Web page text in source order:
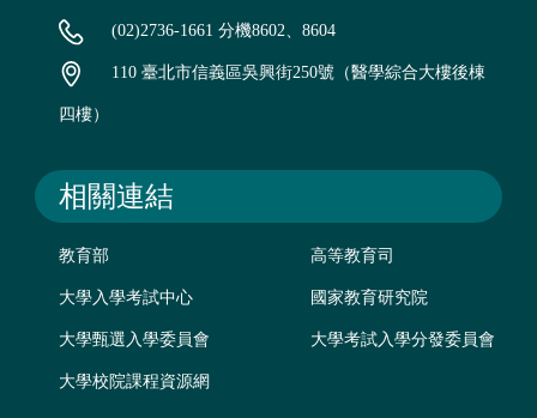
(02)2736-1661 分機8602、8604
110 臺北市信義區吳興街250號（醫學綜合大樓後棟
四樓）
相關連結
教育部 高等教育司
大學入學考試中心 國家教育研究院
大學甄選入學委員會 大學考試入學分發委員會
大學校院課程資源網